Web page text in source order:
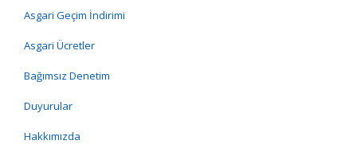
Asgari Geçim İndirimi
Asgari Ücretler
Bağımsız Denetim
Duyurular
Hakkımızda